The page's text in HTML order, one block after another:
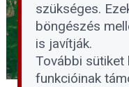
szükséges.
böngészés
is javítják.
További sütiket
funkcióinak